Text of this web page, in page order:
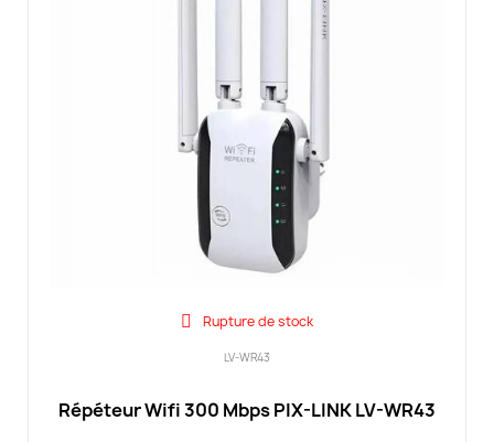
Rupture de stock
LV-WR43
Répéteur Wifi 300 Mbps PIX-LINK LV-WR43